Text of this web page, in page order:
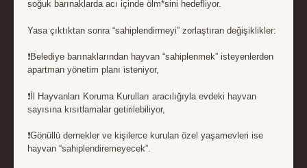
soğuk barınaklarda acı içinde ölm*sini hedefliyor.
Yasa çıktıktan sonra “sahiplendirmeyi” zorlaştıran değişiklikler:
❗Belediye barınaklarından hayvan “sahiplenmek” isteyenlerden
apartman yönetim planı isteniyor,
❗İl Hayvanları Koruma Kurulları aracılığıyla evdeki hayvan
sayısına kısıtlamalar getirilebiliyor,
❗Gönüllü dernekler ve kişilerce kurulan özel yaşamevleri ise
hayvan “sahiplendiremeyecek”.